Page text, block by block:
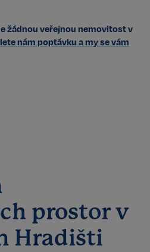
žádnou veřejnou nemovitost v
nám poptávku a my se vám
prostor v
Hradišti